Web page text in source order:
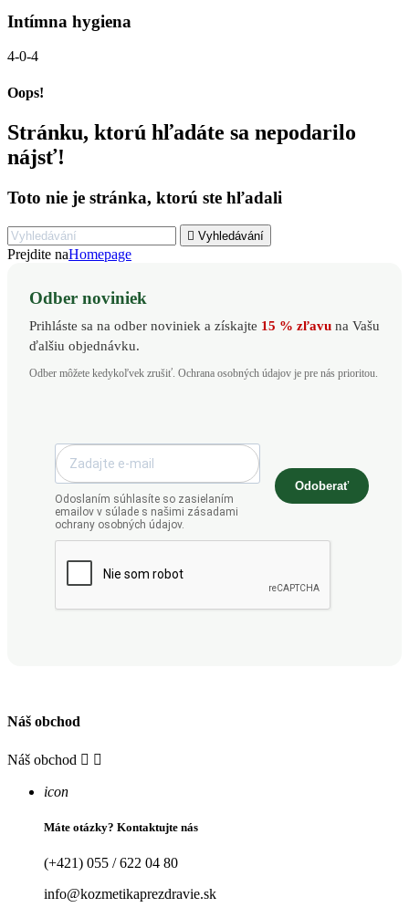
Intímna hygiena
4-0-4
Oops!
Stránku, ktorú hľadáte sa nepodarilo
nájsť!
Toto nie je stránka, ktorú ste hľadali
 Vyhledávání
Prejdite naHomepage
Odber noviniek
Prihláste sa na odber noviniek a získajte 15 % zľavu na Vašu
ďalšiu objednávku.
Odber môžete kedykoľvek zrušiť. Ochrana osobných údajov je pre nás prioritou.
Odoslaním súhlasíte so zasielaním
emailov v súlade s našimi zásadami
ochrany osobných údajov.
Odoberať
Náš obchod
Náš obchod  
icon
Máte otázky? Kontaktujte nás
(+421) 055 / 622 04 80
info@kozmetikaprezdravie.sk